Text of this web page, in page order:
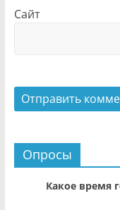
Сайт
Опросы
Какое время